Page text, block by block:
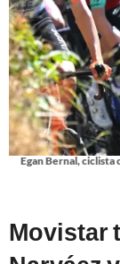
Egan Bernal,
Movistar